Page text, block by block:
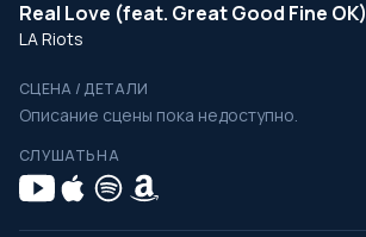
Real Love (feat. Great Good Fine OK)
LA Riots
СЦЕНА / ДЕТАЛИ
Описание сцены пока недоступно.
СЛУШАТЬ НА